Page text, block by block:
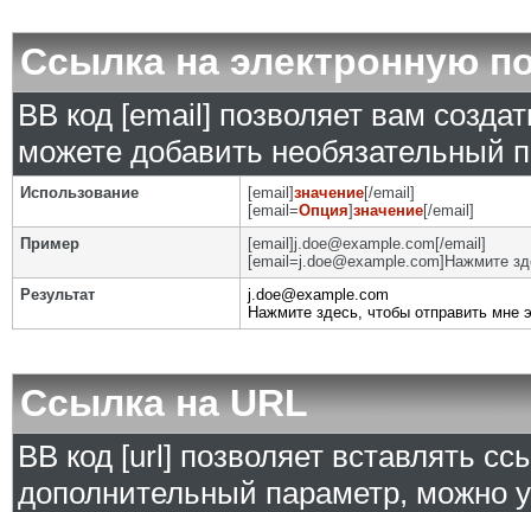
Ссылка на электронную
BB код [email] позволяет вам
можете добавить необязательный
Использование [email]значение[/email]
[email=Опция]значение[/email]
Пример
[email]j.doe@example.com[/email]
[email=j.doe@example.com]Нажмите
Результат
j.doe@example.com
Нажмите здесь, чтобы отправить мне
Ссылка на URL
BB код [url] позволяет вставлять
дополнительный параметр, можно